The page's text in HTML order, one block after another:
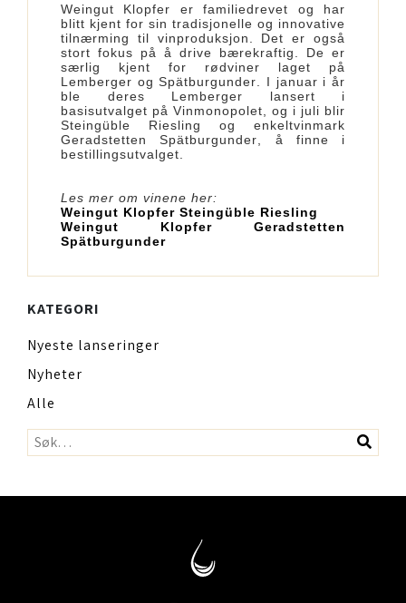
Weingut Klopfer er familiedrevet og har
blitt kjent for sin tradisjonelle og innovative
tilnærming til vinproduksjon. Det er også
stort fokus på å drive bærekraftig. De er
særlig kjent for rødviner laget på
Lemberger og Spätburgunder. I januar i år
ble deres Lemberger lansert i
basisutvalget på Vinmonopolet, og i juli blir
Steingüble Riesling og enkeltvinmark
Geradstetten Spätburgunder, å finne i
bestillingsutvalget.
Les mer om vinene her:
Weingut Klopfer Steingüble Riesling
Weingut Klopfer Geradstetten
Spätburgunder
KATEGORI
Nyeste lanseringer
Nyheter
Alle